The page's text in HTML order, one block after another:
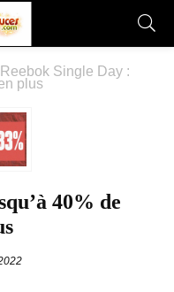
Reebok Single Day :
plus
40% de